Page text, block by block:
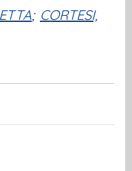
; CORTESI,